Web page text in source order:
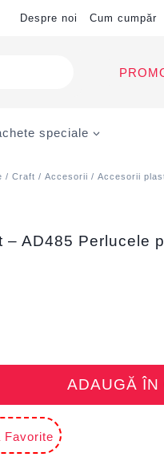
Despre noi Cum cumpăr
speciale
/Craft /Accesorii /Accesorii
– AD485 Perlucele
ADAUGĂ ÎN
Favorite